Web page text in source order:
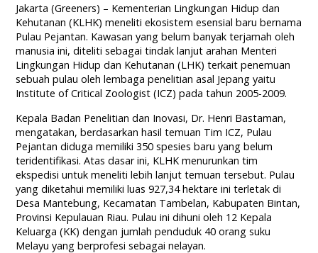
Jakarta (Greeners) – Kementerian Lingkungan Hidup dan
Kehutanan (KLHK) meneliti ekosistem esensial baru bernama
Pulau Pejantan. Kawasan yang belum banyak terjamah oleh
manusia ini, diteliti sebagai tindak lanjut arahan Menteri
Lingkungan Hidup dan Kehutanan (LHK) terkait penemuan
sebuah pulau oleh lembaga penelitian asal Jepang yaitu
Institute of Critical Zoologist (ICZ) pada tahun 2005-2009.
Kepala Badan Penelitian dan Inovasi, Dr. Henri Bastaman,
mengatakan, berdasarkan hasil temuan Tim ICZ, Pulau
Pejantan diduga memiliki 350 spesies baru yang belum
teridentifikasi. Atas dasar ini, KLHK menurunkan tim
ekspedisi untuk meneliti lebih lanjut temuan tersebut. Pulau
yang diketahui memiliki luas 927,34 hektare ini terletak di
Desa Mantebung, Kecamatan Tambelan, Kabupaten Bintan,
Provinsi Kepulauan Riau. Pulau ini dihuni oleh 12 Kepala
Keluarga (KK) dengan jumlah penduduk 40 orang suku
Melayu yang berprofesi sebagai nelayan.